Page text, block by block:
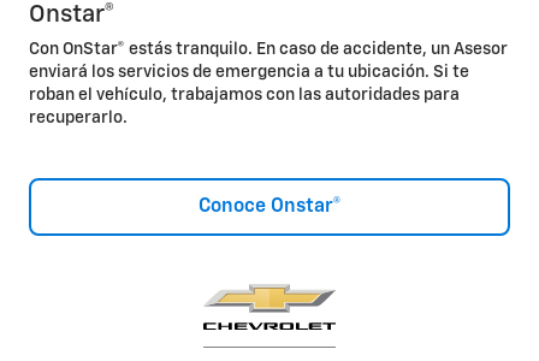
Onstar®
Con OnStar® estás tranquilo. En caso de accidente, un Asesor
enviará los servicios de emergencia a tu ubicación. Si te
roban el vehículo, trabajamos con las autoridades para
recuperarlo.
Conoce Onstar®